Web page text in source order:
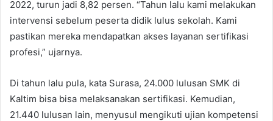
2022, turun jadi 8,82 persen. “Tahun lalu kami melakukan
intervensi sebelum peserta didik lulus sekolah. Kami
pastikan mereka mendapatkan akses layanan sertifikasi
profesi,” ujarnya.
Di tahun lalu pula, kata Surasa, 24.000 lulusan SMK di
Kaltim bisa bisa melaksanakan sertifikasi. Kemudian,
21.440 lulusan lain, menyusul mengikuti ujian kompetensi